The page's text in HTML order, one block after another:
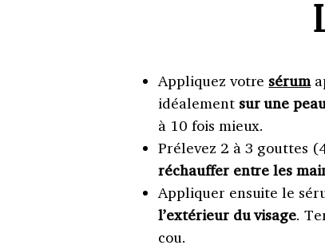
Appliquez votre sérum
idéalement sur une
à 10 fois mieux.
Prélevez 2 à 3 gouttes
réchauffer entre les
Appliquer ensuite le
l’extérieur du visage.
cou.